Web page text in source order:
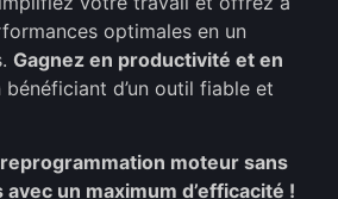
optimales en un
Gagnez en productivité et en
bénéficiant d’un outil fiable et
moteur sans
un maximum d’efficacité !